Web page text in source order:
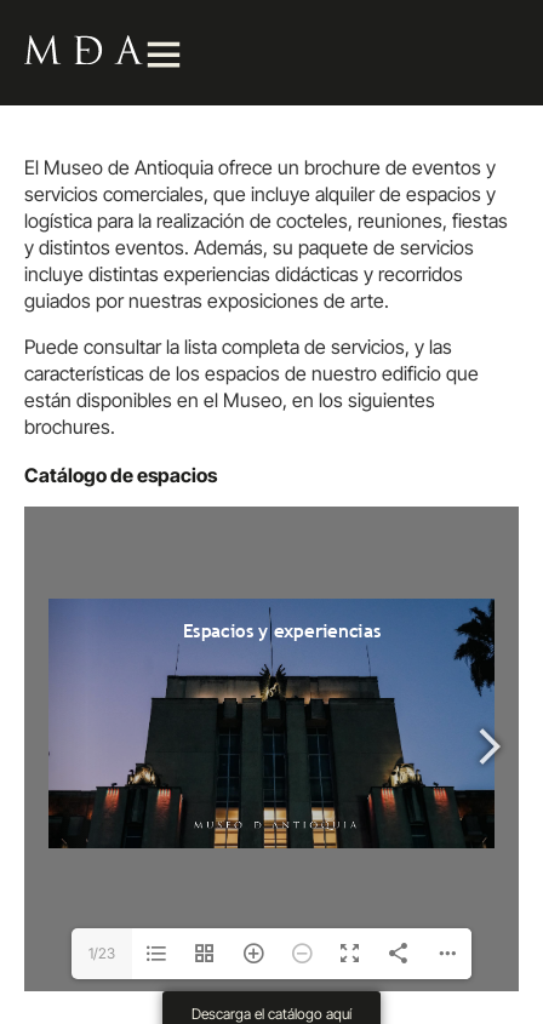
El Museo de Antioquia ofrece un brochure de eventos y
servicios comerciales, que incluye alquiler de espacios y
logística para la realización de cocteles, reuniones, fiestas
y distintos eventos. Además, su paquete de servicios
incluye distintas experiencias didácticas y recorridos
guiados por nuestras exposiciones de arte.
Puede consultar la lista completa de servicios, y las
características de los espacios de nuestro edificio que
están disponibles en el Museo, en los siguientes
brochures.
Catálogo de espacios
1/23
Descarga el catálogo aquí